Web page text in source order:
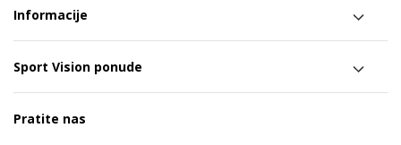
Informacije
Sport Vision ponude
Pratite nas